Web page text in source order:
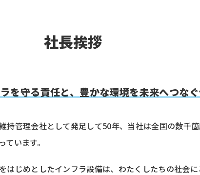
社長挨拶
を守る責任と、豊かな環境を未来へつな
持管理会社として発足して50年、当社は全国の数千
ています。
はじめとしたインフラ設備は、わたくしたちの社会